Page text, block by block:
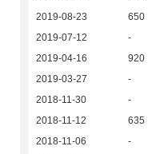
2019-08-23 650
2019-07-12 -
2019-04-16 920
2019-03-27 -
2018-11-30 -
2018-11-12 635
2018-11-06 -